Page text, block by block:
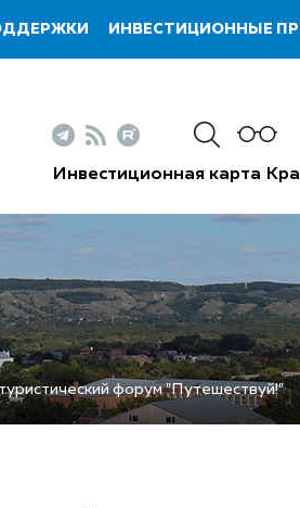
ИНВЕСТИЦИОННЫЕ
Инвестиционная карта
форум "Путешествуй!"